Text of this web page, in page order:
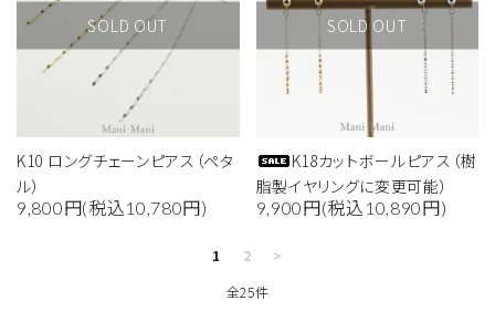
SOLD OUT
K10 ロングチェーンピアス（ペタ
ル）
9,800円(税込10,780円)
SOLD OUT
K18カットボールピアス（樹
脂製イヤリングに変更可能）
9,900円(税込10,890円)
1 2
>
全25件